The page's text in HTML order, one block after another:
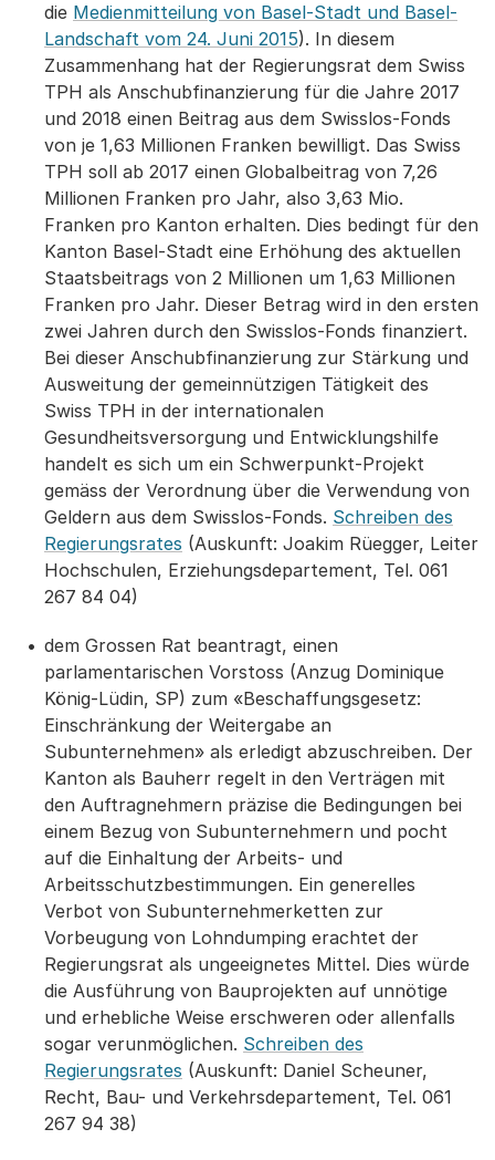
die Medienmitteilung von Basel-Stadt und Basel-
Landschaft vom 24. Juni 2015). In diesem
Zusammenhang hat der Regierungsrat dem Swiss
TPH als Anschubfinanzierung für die Jahre 2017
und 2018 einen Beitrag aus dem Swisslos-Fonds
von je 1,63 Millionen Franken bewilligt. Das Swiss
TPH soll ab 2017 einen Globalbeitrag von 7,26
Millionen Franken pro Jahr, also 3,63 Mio.
Franken pro Kanton erhalten. Dies bedingt für den
Kanton Basel-Stadt eine Erhöhung des aktuellen
Staatsbeitrags von 2 Millionen um 1,63 Millionen
Franken pro Jahr. Dieser Betrag wird in den ersten
zwei Jahren durch den Swisslos-Fonds finanziert.
Bei dieser Anschubfinanzierung zur Stärkung und
Ausweitung der gemeinnützigen Tätigkeit des
Swiss TPH in der internationalen
Gesundheitsversorgung und Entwicklungshilfe
handelt es sich um ein Schwerpunkt-Projekt
gemäss der Verordnung über die Verwendung von
Geldern aus dem Swisslos-Fonds. Schreiben des
Regierungsrates (Auskunft: Joakim Rüegger, Leiter
Hochschulen, Erziehungsdepartement, Tel. 061
267 84 04)
dem Grossen Rat beantragt, einen
parlamentarischen Vorstoss (Anzug Dominique
König-Lüdin, SP) zum «Beschaffungsgesetz:
Einschränkung der Weitergabe an
Subunternehmen» als erledigt abzuschreiben. Der
Kanton als Bauherr regelt in den Verträgen mit
den Auftragnehmern präzise die Bedingungen bei
einem Bezug von Subunternehmern und pocht
auf die Einhaltung der Arbeits- und
Arbeitsschutzbestimmungen. Ein generelles
Verbot von Subunternehmerketten zur
Vorbeugung von Lohndumping erachtet der
Regierungsrat als ungeeignetes Mittel. Dies würde
die Ausführung von Bauprojekten auf unnötige
und erhebliche Weise erschweren oder allenfalls
sogar verunmöglichen. Schreiben des
Regierungsrates (Auskunft: Daniel Scheuner,
Recht, Bau- und Verkehrsdepartement, Tel. 061
267 94 38)